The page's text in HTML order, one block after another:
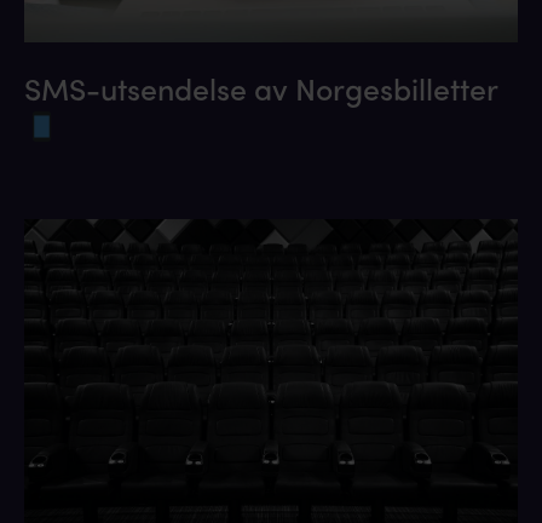
SMS-utsendelse av Norgesbilletter